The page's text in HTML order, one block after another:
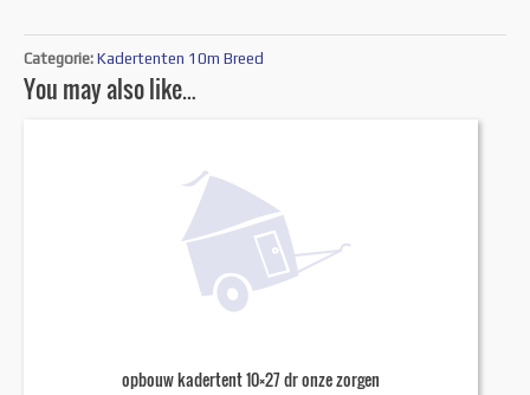
Categorie: Kadertenten 10m Breed
You may also like…
opbouw kadertent 10×27 dr onze zorgen